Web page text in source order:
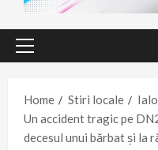
Primary
Home
Stiri locale
Un accident tragic pe
decesul unui bărbat și la